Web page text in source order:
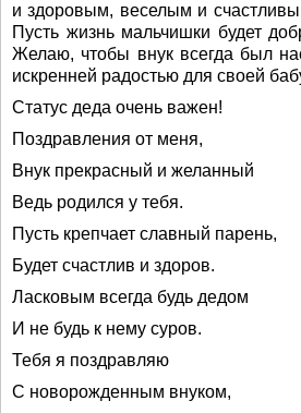
и здоровым, веселым и
Пусть жизнь мальчишки будет
Желаю, чтобы внук всегда был
искренней радостью для своей
Статус деда очень важен!
Поздравления от меня,
Внук прекрасный и желанный
Ведь родился у тебя.
Пусть крепчает славный парень,
Будет счастлив и здоров.
Ласковым всегда будь дедом
И не будь к нему суров.
Тебя я поздравляю
С новорожденным внуком,